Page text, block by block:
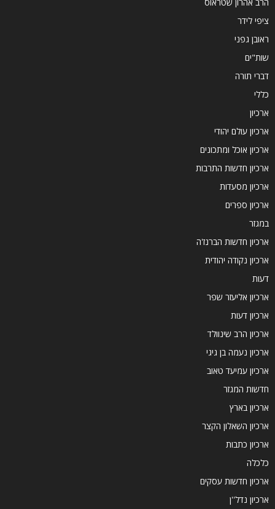
ציפי לידר
ראובן גפני
שות"ים
דברי תורה
כללי
ארכיון
ארכיון עולם יהודי
ארכיון אוכל ומתכונים
ארכיון חדשות התרבות
ארכיון מסעדות
ארכיון ספרים
במגזר
ארכיון חדשות הברנז'ה
ארכיון נקודה יהודית
דעות
ארכיון אליעזר שפר
ארכיון דעות
ארכיון הרב שינוולד
ארכיון נעמה בן גיגי
ארכיון עמיעד טאוב
חדשות המגזר
ארכיון בארץ
ארכיון השאלון הקצר
ארכיון כתבות
כלכלה
ארכיון חדשות עסקים
ארכיון נדל''ן